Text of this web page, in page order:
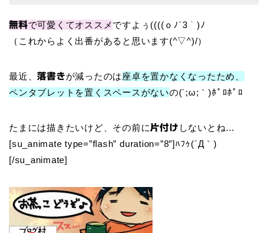
無料で可愛くてオススメ ですよぅ((((ｏﾉ´3｀)ﾉ
（これからよく出番があると思います(^▽^)/）
最近、落書き が減ったのは座卓を置かなくなったため、
ペンタブレットを置くスペースがないの(´;ω;｀)ﾎﾟﾛﾎﾟﾛ
たまには描きたいけど、その前に片付け しないとね…
[su_animate type=”flash” duration=”8″]ﾊﾌｩ(´Д｀)
[/su_animate]